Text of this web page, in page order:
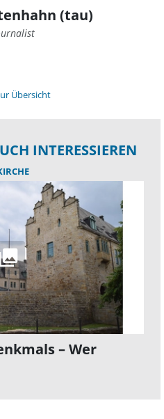
(tau)
Übersicht
INTERESSIEREN
– Wer